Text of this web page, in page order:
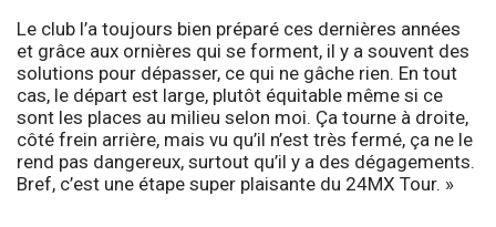
Le club l’a toujours bien préparé ces dernières années
et grâce aux ornières qui se forment, il y a souvent des
solutions pour dépasser, ce qui ne gâche rien. En tout
cas, le départ est large, plutôt équitable même si ce
sont les places au milieu selon moi. Ça tourne à droite,
côté frein arrière, mais vu qu’il n’est très fermé, ça ne le
rend pas dangereux, surtout qu’il y a des dégagements.
Bref, c’est une étape super plaisante du 24MX Tour. »